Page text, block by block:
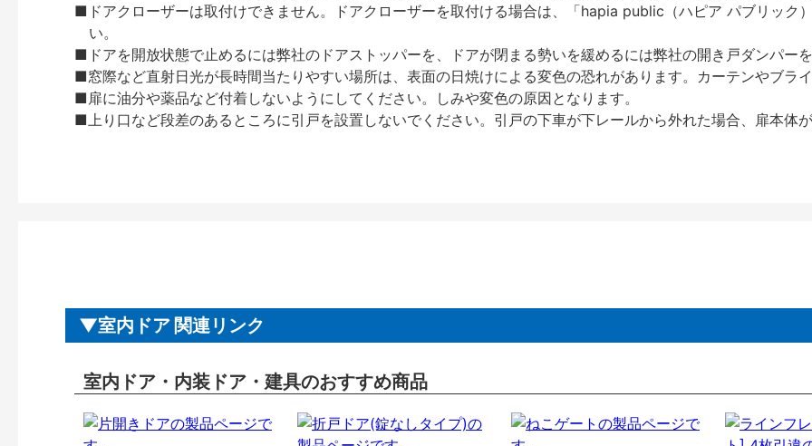
■ドアクローザーは取付けできません。ドアクローザーを取付ける場合は、「hapia public（ハピア パブリック
い。
■ドアを開放状態で止めるには弊社のドアストッパーを、ドアが閉まる勢いを緩めるには弊社の開き戸ダンパー
■窓際など直射日光が長時間当たりやすい場所は、表面の日焼けによる変色の恐れがあります。カーテンやブラ
■扉に油分や薬品など付着しないようにしてください。しみや変色の原因となります。
■上り口など段差のあるところに引戸を設置しないでください。引戸の下車が下レールから外れた場合、扉本体
室内ドア 関連リンク
室内ドア・内装ドア・建具のおすすめ商品